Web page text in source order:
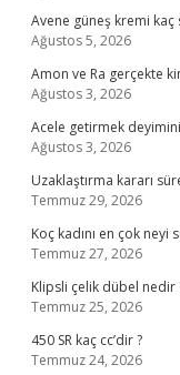
Avene güneş kremi kaç
Ağustos 5, 2026
Amon ve Ra gerçekte
Ağustos 3, 2026
Acele getirmek
Ağustos 3, 2026
Uzaklaştırma kararı
Temmuz 29, 2026
Koç kadını en çok neyi
Temmuz 27, 2026
Klipsli çelik dübel nedir
Temmuz 25, 2026
450 SR kaç cc’dir ?
Temmuz 24, 2026